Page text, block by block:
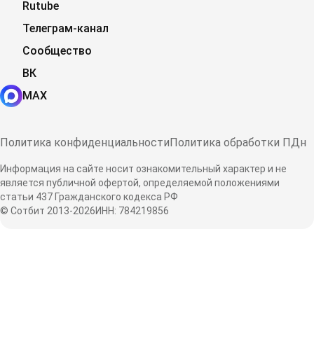
Rutube
Телеграм-канал
Сообщество
ВК
MAX
Политика конфиденциальностиПолитика обработки ПДн
Информация на сайте носит ознакомительный характер и не
является публичной офертой, определяемой положениями
статьи 437 Гражданского кодекса РФ
© Сотбит 2013-2026ИНН: 784219856